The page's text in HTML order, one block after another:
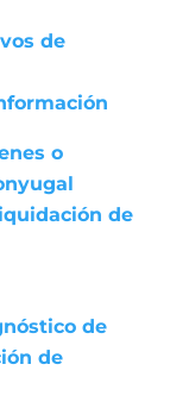
de
o
de
de
de